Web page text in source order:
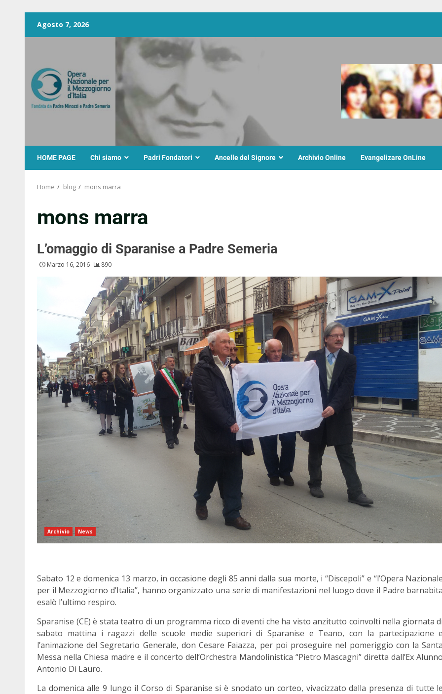
Agosto 7, 2026
HOME PAGE Chi siamo Padri Fondatori Ancelle del Signore Archivio Online Evangelizare OnLine
Home blog mons marra
mons marra
L’omaggio di Sparanise a Padre Semeria
Marzo 16, 2016 890
Archivio News
Sabato 12 e domenica 13 marzo, in occasione degli 85 anni dalla sua morte, i “Discepoli” e “l’Opera Nazionale
per il Mezzogiorno d’Italia”, hanno organizzato una serie di manifestazioni nel luogo dove il Padre barnabita
esalò l’ultimo respiro.
Sparanise (CE) è stata teatro di un programma ricco di eventi che ha visto anzitutto coinvolti nella giornata di
sabato mattina i ragazzi delle scuole medie superiori di Sparanise e Teano, con la partecipazione e
l’animazione del Segretario Generale, don Cesare Faiazza, per poi proseguire nel pomeriggio con la Santa
Messa nella Chiesa madre e il concerto dell’Orchestra Mandolinistica “Pietro Mascagni” diretta dall’Ex Alunno
Antonio Di Lauro.
La domenica alle 9 lungo il Corso di Sparanise si è snodato un corteo, vivacizzato dalla presenza di tutte le